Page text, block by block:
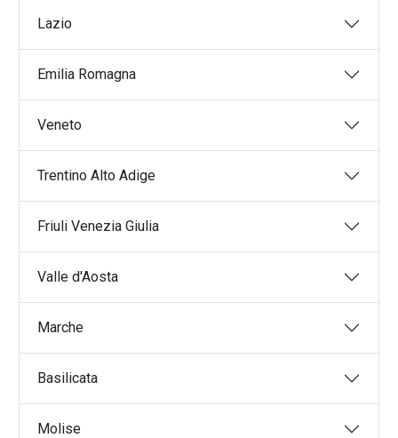
Logistica merci
Logistica hi tech
Logistica fresco refrigerato
Lazio
Emilia Romagna
Veneto
Trentino Alto Adige
Friuli Venezia Giulia
Valle d'Aosta
Marche
Basilicata
Molise